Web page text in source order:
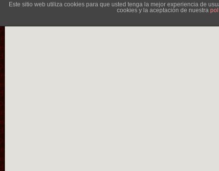
Este sitio web utiliza cookies para que usted tenga la mejor experiencia de
cookies y la aceptación de nuestra